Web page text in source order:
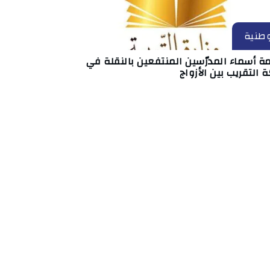
أسماء المدرّسين المنتفعين بالنقلة في
التقريب بين الأزواج